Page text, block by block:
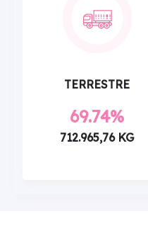
TERRESTRE
69.74%
712.965,76 KG